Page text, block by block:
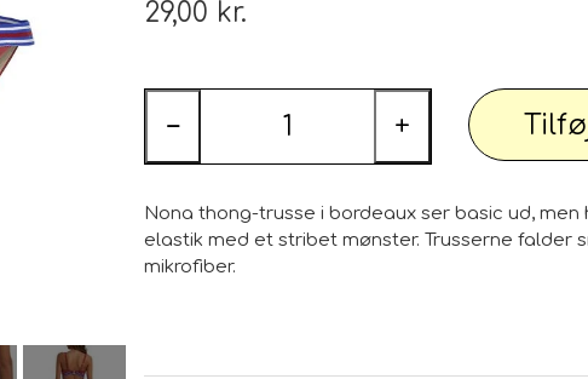
bestil billeder Elektronik og diverse
Smartwatch, mobil og tilbehør
PARTI varer Personlig pleje og relaxation
Hus og dekoration
29,00 kr.
− +
Nona thong-trusse i bordeaux ser basic ud,
elastik med et stribet mønster. Trusserne falder
mikrofiber.